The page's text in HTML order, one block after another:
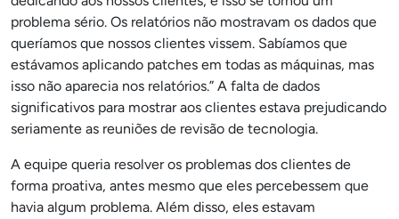
problema sério. Os relatórios não mostravam os dados que
queríamos que nossos clientes vissem. Sabíamos que
estávamos aplicando patches em todas as máquinas, mas
isso não aparecia nos relatórios.” A falta de dados
significativos para mostrar aos clientes estava prejudicando
seriamente as reuniões de revisão de tecnologia.
A equipe queria resolver os problemas dos clientes de
forma proativa, antes mesmo que eles percebessem que
havia algum problema. Além disso, eles estavam